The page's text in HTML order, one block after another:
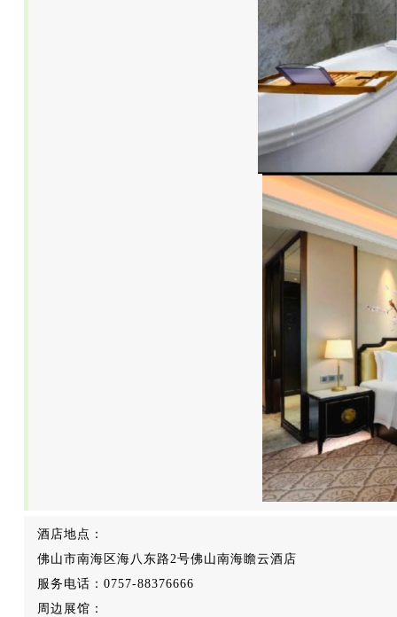
酒店地点：
佛山市南海区海八东路2号佛山南海瞻云酒店
服务电话：0757-88376666
周边展馆：